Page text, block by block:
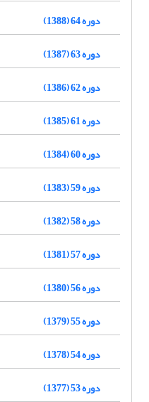
دوره 64 (1388)
دوره 63 (1387)
دوره 62 (1386)
دوره 61 (1385)
دوره 60 (1384)
دوره 59 (1383)
دوره 58 (1382)
دوره 57 (1381)
دوره 56 (1380)
دوره 55 (1379)
دوره 54 (1378)
دوره 53 (1377)